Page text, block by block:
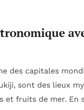
des capitales
sont des lieux
et fruits de mer. En